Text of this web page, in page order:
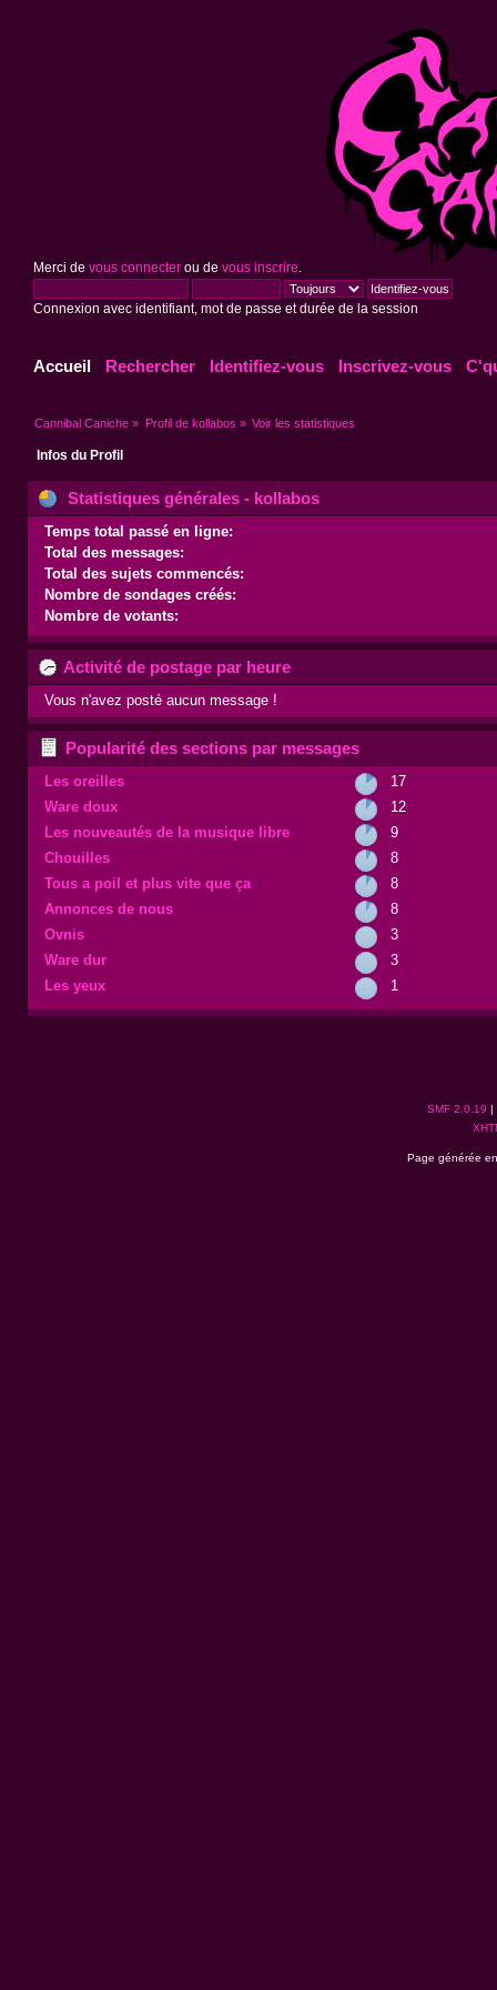
Merci de vous connecterou de vous inscrire
Connexion avec identifiant, mot de passe et durée de la session
Accueil Rechercher Identifiez-vous Inscrivez-vous
Cannibal Caniche » Profil de kollabos » Voir les statistiques
Infos du Profil
Statistiques générales - kollabos
Temps total passé en ligne:
Total des messages:
Total des sujets commencés:
Nombre de sondages créés:
Nombre de votants:
Activité de postage par heure
Vous n'avez posté aucun message !
Popularité des sections par messages
Les oreilles
17
Ware doux
12
Les nouveautés de la musique libre
9
Chouilles
8
Tous a poil et plus vite que ça
8
Annonces de nous
8
Ovnis
3
Ware dur
3
Les yeux
1
SMF 2.0.19 |
Page générée